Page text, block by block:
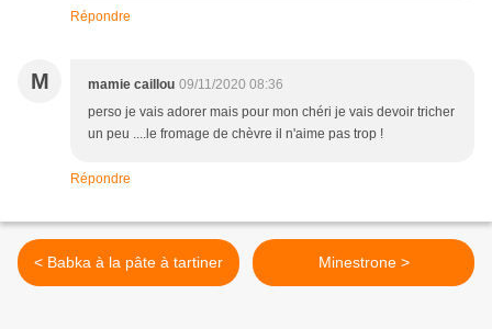
Répondre
M mamie caillou 09/11/2020 08:36
perso je vais adorer mais pour mon chéri je vais devoir tricher
un peu ....le fromage de chèvre il n'aime pas trop !
Répondre
< Babka à la pâte à tartiner Minestrone >